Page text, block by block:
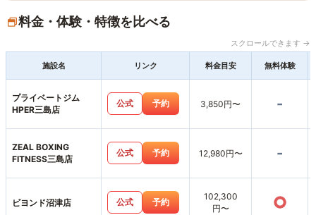
料金・体験・特徴を比べる
スクロールできます →
施設名 リンク 料金目安 無料体験
プライベートジム
HPER三島店
公式 予約 3,850円〜 -
ZEAL BOXING
FITNESS三島店
公式 予約 12,980円〜 -
ビヨンド沼津店 公式 予約
102,300
円〜
○